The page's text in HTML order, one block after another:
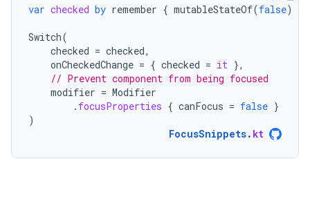
var checked by remember { mutableStateOf(false)
Switch(
checked = checked,
onCheckedChange = { checked = it },
// Prevent component from being focused
modifier = Modifier
. focusProperties { canFocus = false }
)
FocusSnippets. kt